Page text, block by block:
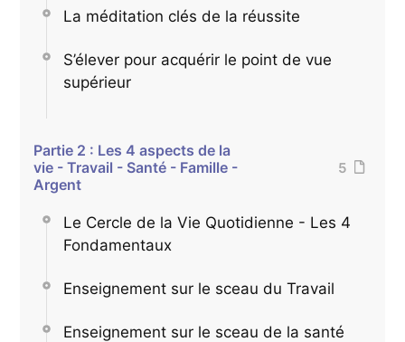
La méditation clés de la réussite
S’élever pour acquérir le point de vue
supérieur
Partie 2 : Les 4 aspects de la
vie - Travail - Santé - Famille -
Argent
5
Le Cercle de la Vie Quotidienne - Les 4
Fondamentaux
Enseignement sur le sceau du Travail
Enseignement sur le sceau de la santé